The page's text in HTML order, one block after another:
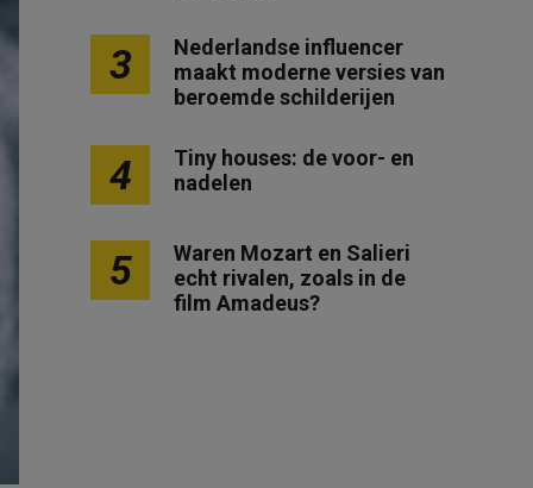
3
Nederlandse influencer
maakt moderne versies van
beroemde schilderijen
4
Tiny houses: de voor- en
nadelen
5
Waren Mozart en Salieri
echt rivalen, zoals in de
film Amadeus?